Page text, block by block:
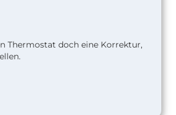
Thermostat doch eine Korrektur,